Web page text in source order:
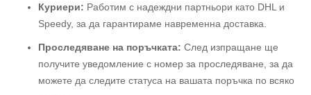
Куриери: Работим с надеждни партньори като DHL и
Speedy, за да гарантираме навременна доставка.
Проследяване на поръчката: След изпращане ще
получите уведомление с номер за проследяване, за да
можете да следите статуса на вашата поръчка по всяко